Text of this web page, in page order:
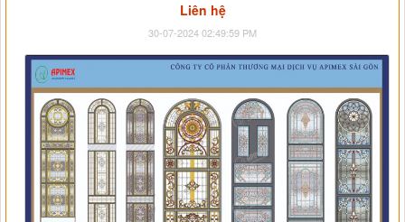
Liên hệ
30-07-2024 02:49:59 PM